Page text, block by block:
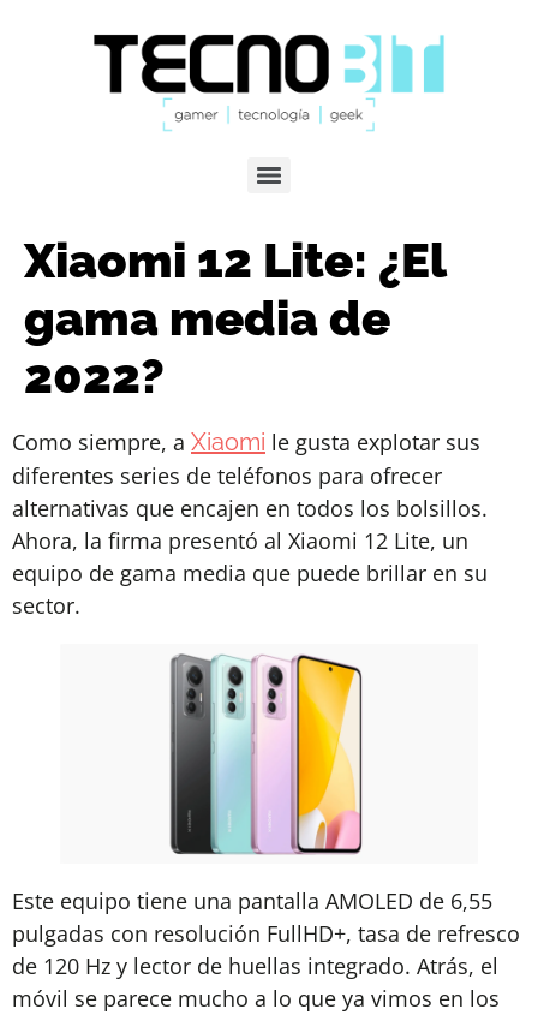
Xiaomi 12 Lite: ¿El
gama media de
2022?
Como siempre, a Xiaomi le gusta explotar sus
diferentes series de teléfonos para ofrecer
alternativas que encajen en todos los bolsillos.
Ahora, la firma presentó al Xiaomi 12 Lite, un
equipo de gama media que puede brillar en su
sector.
Este equipo tiene una pantalla AMOLED de 6,55
pulgadas con resolución FullHD+, tasa de refresco
de 120 Hz y lector de huellas integrado. Atrás, el
móvil se parece mucho a lo que ya vimos en los